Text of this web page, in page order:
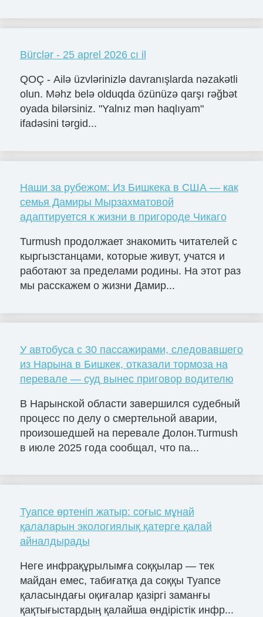
Bürclər - 25 aprel 2026 cı il
QOÇ - Ailə üzvlərinizlə davranışlarda nəzakətli
olun. Məhz belə olduqda özünüzə qarşı rəğbət
oyada bilərsiniz. "Yalnız mən haqlıyam"
ifadəsini tərgid...
Наши за рубежом: Из Бишкека в США — как
семья Дамиры Мырзахматовой
адаптируется к жизни в пригороде Чикаго
Turmush продолжает знакомить читателей с
кыргызстанцами, которые живут, учатся и
работают за пределами родины. На этот раз
мы расскажем о жизни Дамир...
У автобуса с 30 пассажирами, следовавшего
из Нарына в Бишкек, отказали тормоза на
перевале — суд вынес приговор водителю
В Нарынской области завершился судебный
процесс по делу о смертельной аварии,
произошедшей на перевале Долон.Turmush
в июле 2025 года сообщал, что па...
Туапсе өртеніп жатыр: соғыс мұнай
қалаларын экологиялық қатерге қалай
айналдырады
Неге инфрақұрылымға соққылар — тек
майдан емес, табиғатқа да соққы Туапсе
қаласындағы оқиғалар қазіргі заманғы
қақтығыстардың қалайша өндірістік инфр...